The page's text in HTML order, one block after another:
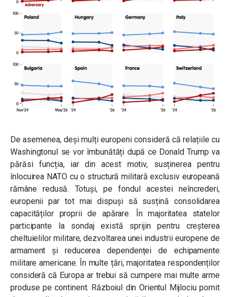
De asemenea, deși mulți europeni consideră că relațiile cu
Washingtonul se vor îmbunătăți după ce Donald Trump va
părăsi funcția, iar din acest motiv, susținerea pentru
înlocuirea NATO cu o structură militară exclusiv europeană
rămâne redusă. Totuși, pe fondul acestei neîncrederi,
europenii par tot mai dispuși să susțină consolidarea
capacităților proprii de apărare. În majoritatea statelor
participante la sondaj există sprijin pentru creșterea
cheltuielilor militare, dezvoltarea unei industrii europene de
armament și reducerea dependenței de echipamente
militare americane. În multe țări, majoritatea respondenților
consideră că Europa ar trebui să cumpere mai multe arme
produse pe continent. Războiul din Orientul Mijlociu pornit